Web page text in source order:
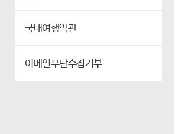
국내여행약관
이메일무단수집거부